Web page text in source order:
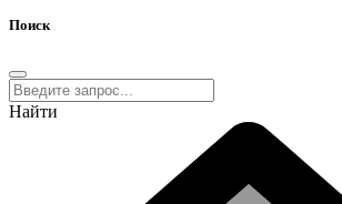
Поиск
Найти